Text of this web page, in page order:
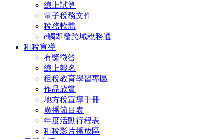
線上試算
電子稅務文件
稅務軟體
e觸即發跨域稅務通
租稅宣導
有獎徵答
線上報名
租稅教育學習專區
作品欣賞
地方稅宣導手冊
廣播節目表
年度活動行程表
租稅影片播放區